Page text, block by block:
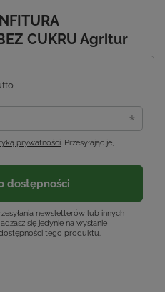
CUKRU Agritur
prywatności. Przesyłając je,
dostępności
newsletterów lub innych
się jedynie na wysłanie
tego produktu.